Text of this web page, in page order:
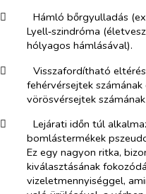
​
Hámló bőrgyulladás
Lyell‑szindróma
hólyagos hámlásával).
​
Visszafordítható
fehérvérsejtek
vörösvérsejtek
​
Lejárati időn túl
bomlástermékek
Ez egy nagyon ritka,
kiválasztásának
vizeletmennyiséggel,